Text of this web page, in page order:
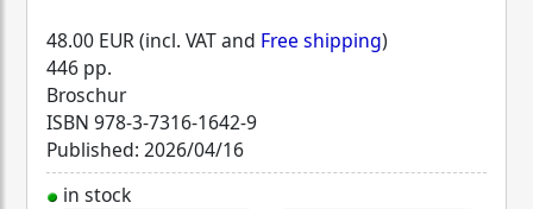
48.00 EUR (incl. VAT and Free shipping)
446 pp.
Broschur
ISBN 978-3-7316-1642-9
Published: 2026/04/16
in stock